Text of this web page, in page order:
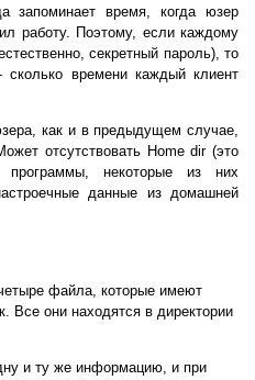
запоминает время, когда юзер
работу. Поэтому, если каждому
секретный пароль), то
сколько времени каждый клиент
как и в предыдущем случае,
отсутствовать Home dir (это
программы, некоторые из них
данные из домашней
файла, которые имеют
Все они находятся в директории
и ту же информацию, и при